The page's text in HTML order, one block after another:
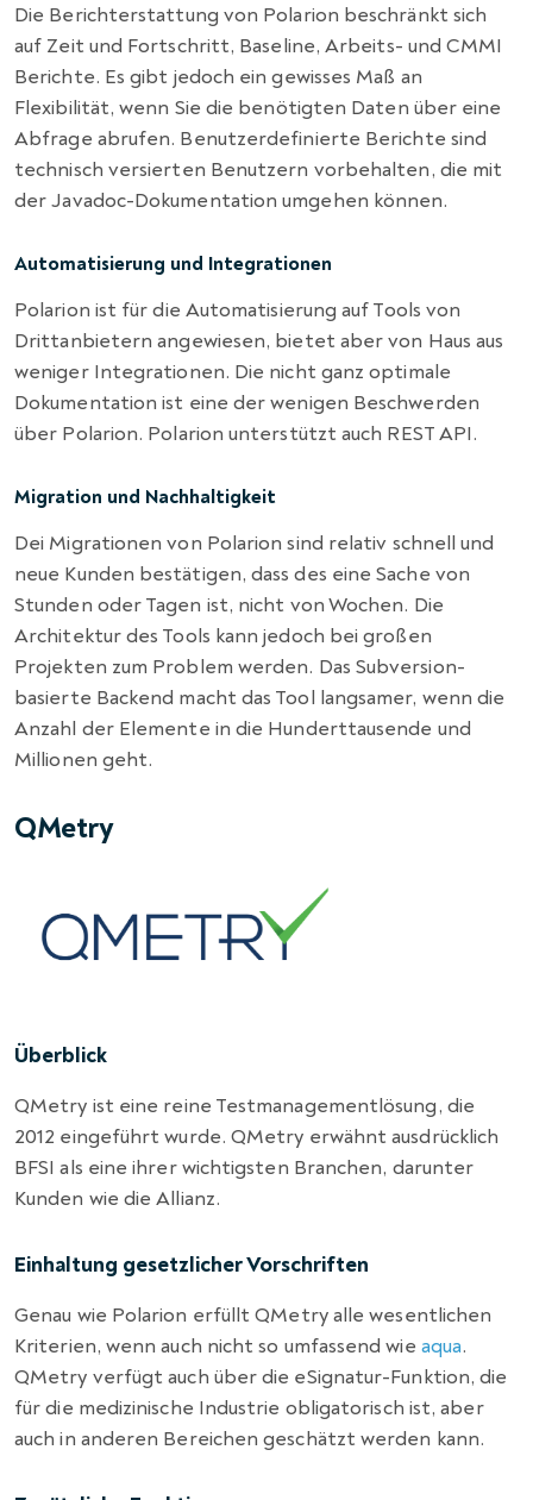
Die Berichterstattung von Polarion beschränkt sich
auf Zeit und Fortschritt, Baseline, Arbeits- und CMMI
Berichte. Es gibt jedoch ein gewisses Maß an
Flexibilität, wenn Sie die benötigten Daten über eine
Abfrage abrufen. Benutzerdefinierte Berichte sind
technisch versierten Benutzern vorbehalten, die mit
der Javadoc-Dokumentation umgehen können.
Automatisierung und Integrationen
Polarion ist für die Automatisierung auf Tools von
Drittanbietern angewiesen, bietet aber von Haus aus
weniger Integrationen. Die nicht ganz optimale
Dokumentation ist eine der wenigen Beschwerden
über Polarion. Polarion unterstützt auch REST API.
Migration und Nachhaltigkeit
Dei Migrationen von Polarion sind relativ schnell und
neue Kunden bestätigen, dass des eine Sache von
Stunden oder Tagen ist, nicht von Wochen. Die
Architektur des Tools kann jedoch bei großen
Projekten zum Problem werden. Das Subversion-
basierte Backend macht das Tool langsamer, wenn die
Anzahl der Elemente in die Hunderttausende und
Millionen geht.
QMetry
Überblick
QMetry ist eine reine Testmanagementlösung, die
2012 eingeführt wurde. QMetry erwähnt ausdrücklich
BFSI als eine ihrer wichtigsten Branchen, darunter
Kunden wie die Allianz.
Einhaltung gesetzlicher Vorschriften
Genau wie Polarion erfüllt QMetry alle wesentlichen
Kriterien, wenn auch nicht so umfassend wie aqua.
QMetry verfügt auch über die eSignatur-Funktion, die
für die medizinische Industrie obligatorisch ist, aber
auch in anderen Bereichen geschätzt werden kann.